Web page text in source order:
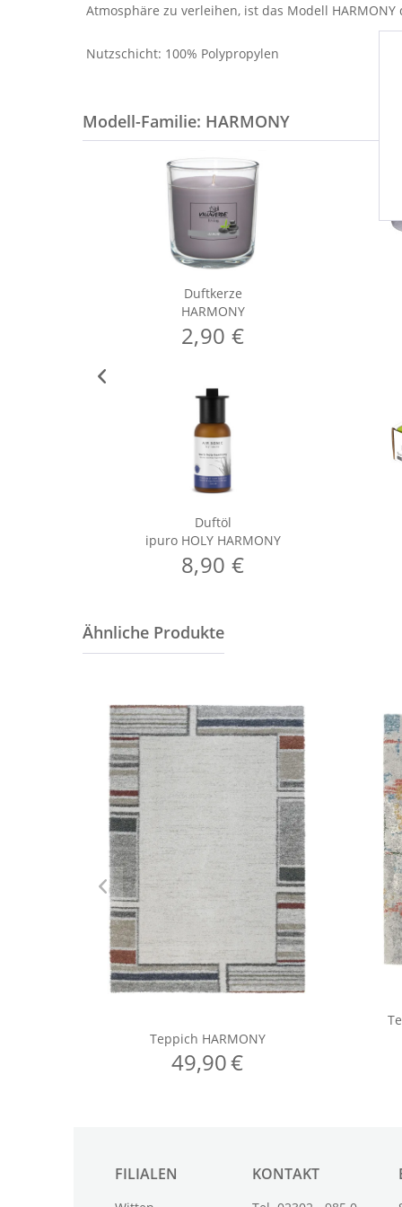
Atmosphäre zu verleihen, ist das Modell
Nutzschicht: 100% Polypropylen
Modell-Familie: HARMONY
Duftkerze
HARMONY
2,90 €
Duftöl
ipuro HOLY HARMONY
8,90 €
FILIALEN KONTAKT